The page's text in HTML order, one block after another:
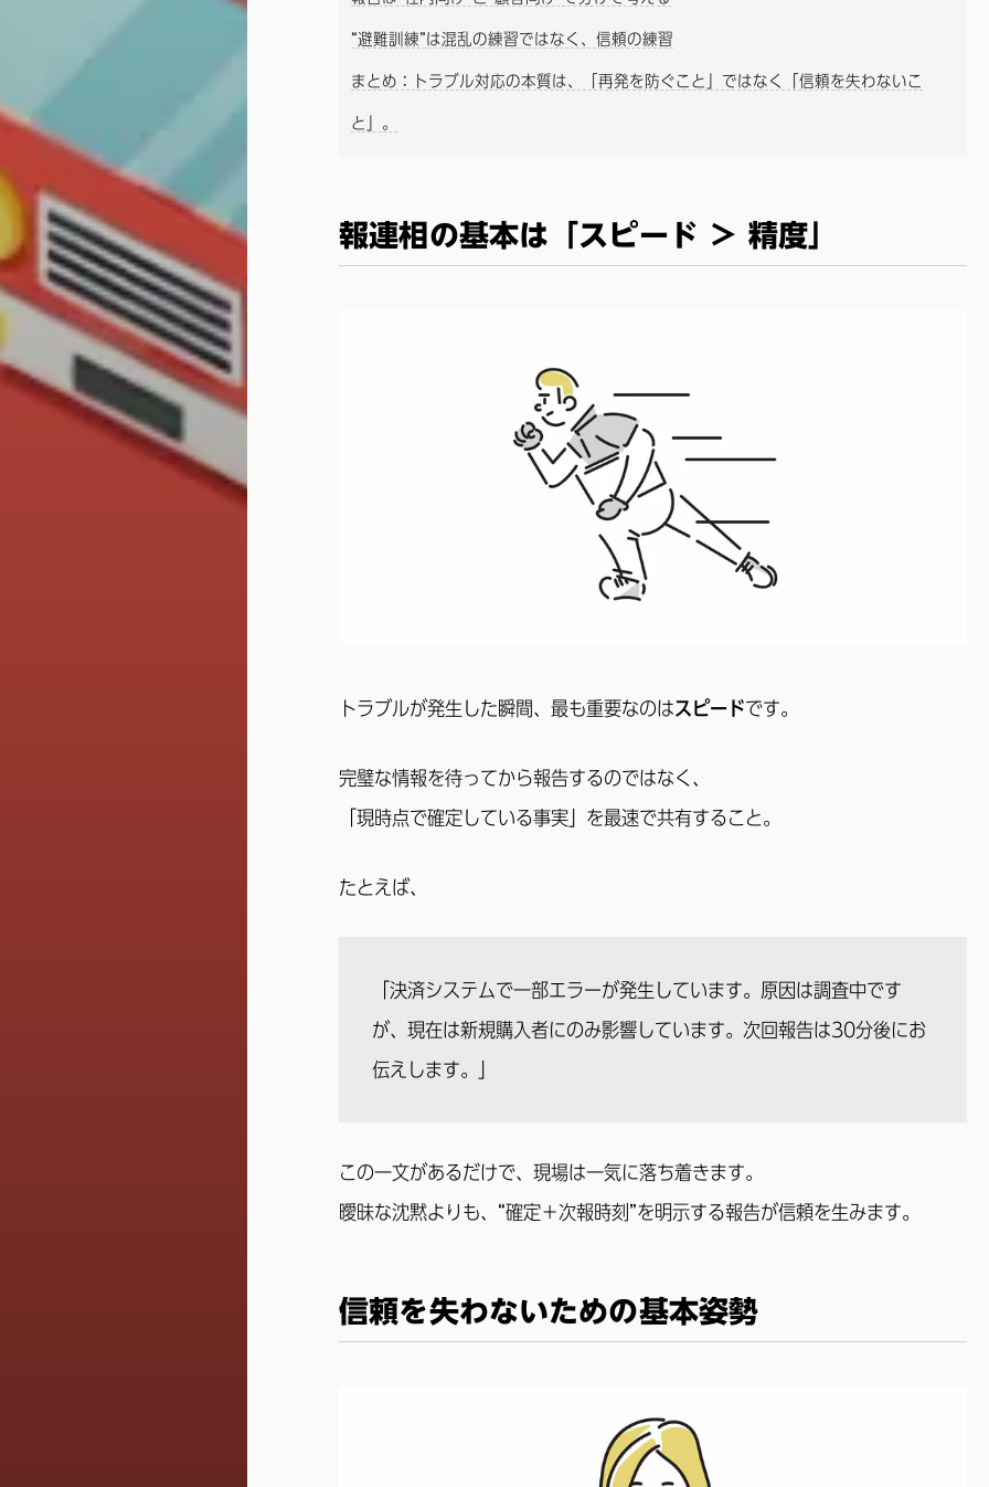
“避難訓練”は混乱の練習ではなく、信頼の練習
まとめ：トラブル対応の本質は、「再発を防ぐこと」ではなく「信頼を失わないこ
と」。
報連相の基本は「スピード ＞ 精度」
トラブルが発生した瞬間、最も重要なのはスピードです。
完璧な情報を待ってから報告するのではなく、
「現時点で確定している事実」を最速で共有すること。
たとえば、
「決済システムで一部エラーが発生しています。原因は調査中です
が、現在は新規購入者にのみ影響しています。次回報告は30分後にお
伝えします。」
この一文があるだけで、現場は一気に落ち着きます。
曖昧な沈黙よりも、“確定＋次報時刻”を明示する報告が信頼を生みます。
信頼を失わないための基本姿勢